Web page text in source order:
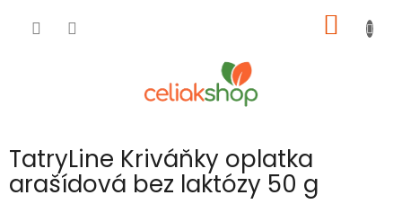
KOŠÍK
TatryLine Kriváňky oplatka
arašídová bez laktózy 50 g